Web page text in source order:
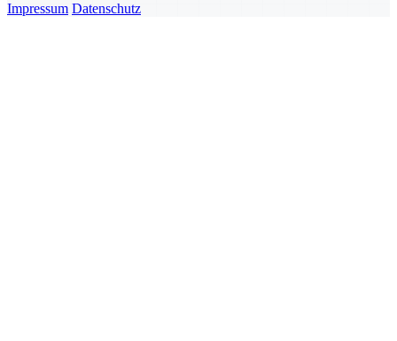
Impressum Datenschutz